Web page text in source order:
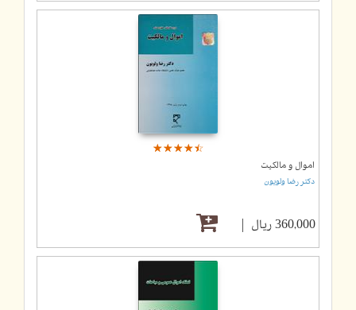
☆☆☆☆☆
★★★★★
اموال و مالکیت
دکتر رضا ولویون
360,000 ریال